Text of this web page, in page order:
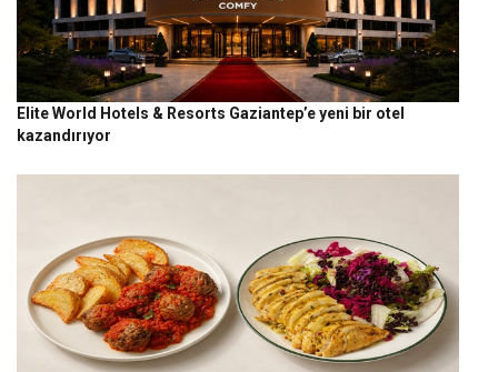
Elite World Hotels & Resorts Gaziantep’e yeni bir otel
kazandırıyor